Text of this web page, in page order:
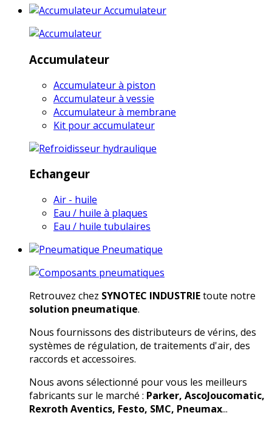
Accumulateur
Accumulateur
Accumulateur à piston
Accumulateur à vessie
Accumulateur à membrane
Kit pour accumulateur
Echangeur
Air - huile
Eau / huile à plaques
Eau / huile tubulaires
Pneumatique
Retrouvez chez SYNOTEC INDUSTRIEtoute notre
solution pneumatique.
Nous fournissons des distributeurs de vérins, des
systèmes de régulation, de traitements d'air, des
raccords et accessoires.
Nous avons sélectionné pour vous les meilleurs
fabricants sur le marché : Parker, AscoJoucomatic,
Rexroth Aventics, Festo, SMC, Pneumax...